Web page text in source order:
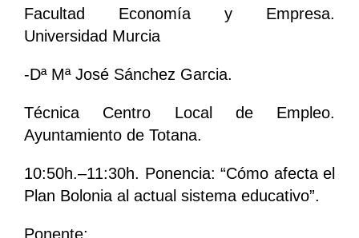
Facultad Economía y Empresa.
Universidad Murcia
-Dª Mª José Sánchez Garcia.
Técnica Centro Local de Empleo.
Ayuntamiento de Totana.
10:50h.–11:30h. Ponencia: “Cómo afecta el
Plan Bolonia al actual sistema educativo”.
Ponente: